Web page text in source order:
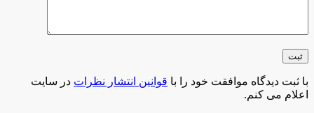
با ثبت دیدگاه موافقت خود را با قوانین انتشار نظرات در سایت
اعلام می کنم.